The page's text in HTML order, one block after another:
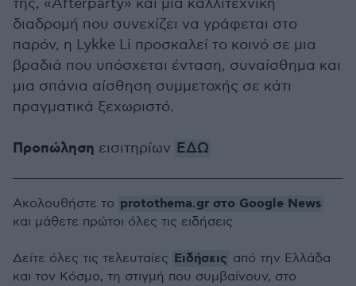
της, «Afterparty» και μια καλλιτεχνική
διαδρομή που συνεχίζει να γράφεται στο
παρόν, η Lykke Li προσκαλεί το κοινό σε μια
βραδιά που υπόσχεται ένταση, συναίσθημα και
μια σπάνια αίσθηση συμμετοχής σε κάτι
πραγματικά ξεχωριστό.
Προπώληση εισιτηρίων ΕΔΩ
Ακολουθήστε το protothema.gr στο Google News
και μάθετε πρώτοι όλες τις ειδήσεις
Δείτε όλες τις τελευταίες Ειδήσεις από την Ελλάδα
και τον Κόσμο, τη στιγμή που συμβαίνουν, στο